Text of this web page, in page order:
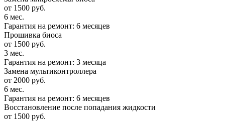
от 1500 руб.
6 мес.
Гарантия на ремонт: 6 месяцев
Прошивка биоса
от 1500 руб.
3 мес.
Гарантия на ремонт: 3 месяца
Замена мультиконтроллера
от 2000 руб.
6 мес.
Гарантия на ремонт: 6 месяцев
Восстановление после попадания жидкости
от 1500 руб.